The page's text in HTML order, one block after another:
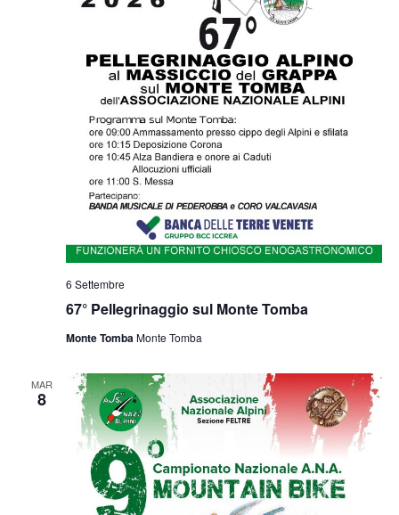
67° Pellegrinaggio sul Monte Tomba
6 Settembre
Monte TombaMonte Tomba
MAR
8